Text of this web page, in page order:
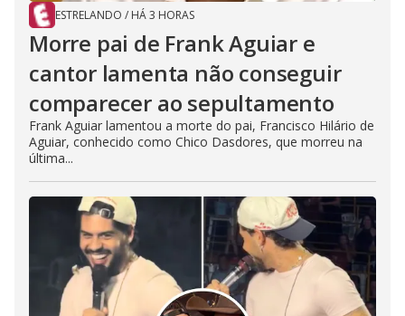
ESTRELANDO / HÁ 3 HORAS
Morre pai de Frank Aguiar e
cantor lamenta não conseguir
comparecer ao sepultamento
Frank Aguiar lamentou a morte do pai, Francisco Hilário de
Aguiar, conhecido como Chico Dasdores, que morreu na
última...